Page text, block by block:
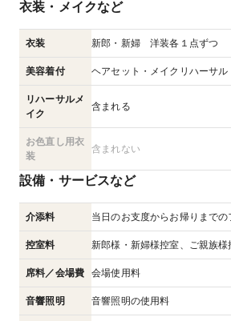
衣装・メイクなど
衣装 新郎・新婦 洋装各１点ずつ
美容着付 ヘアセット・メイクリハーサル
リハーサルメ
イク
含まれる
お色直し用衣
装
含まれない
設備・サービスなど
介添料 当日のお支度からお帰りまでの
控室料 新郎様・新婦様控室、ご親族様
席料／会場費 会場使用料
音響照明 音響照明の使用料